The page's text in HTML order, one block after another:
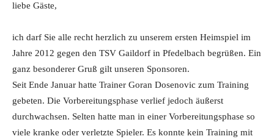
liebe Gäste,
ich darf Sie alle recht herzlich zu unserem ersten Heimspiel im
Jahre 2012 gegen den TSV Gaildorf in Pfedelbach begrüßen. Ein
ganz besonderer Gruß gilt unseren Sponsoren.
Seit Ende Januar hatte Trainer Goran Dosenovic zum Training
gebeten. Die Vorbereitungsphase verlief jedoch äußerst
durchwachsen. Selten hatte man in einer Vorbereitungsphase so
viele kranke oder verletzte Spieler. Es konnte kein Training mit